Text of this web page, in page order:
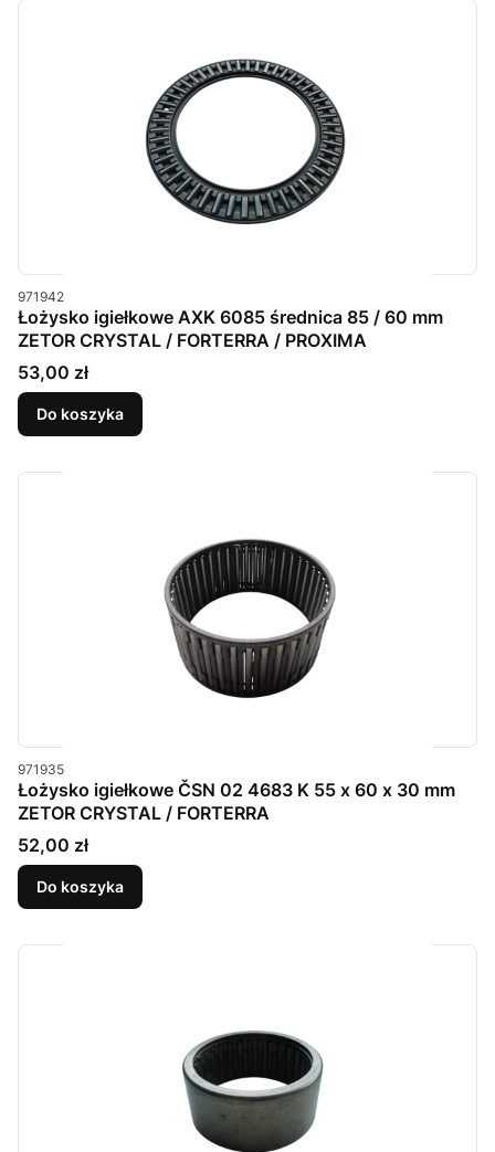
Kod produktu
971942
Łożysko igiełkowe AXK 6085 średnica 85 / 60 mm
ZETOR CRYSTAL / FORTERRA / PROXIMA
Cena
53,00 zł
Do koszyka
Kod produktu
971935
Łożysko igiełkowe ČSN 02 4683 K 55 x 60 x 30 mm
ZETOR CRYSTAL / FORTERRA
Cena
52,00 zł
Do koszyka